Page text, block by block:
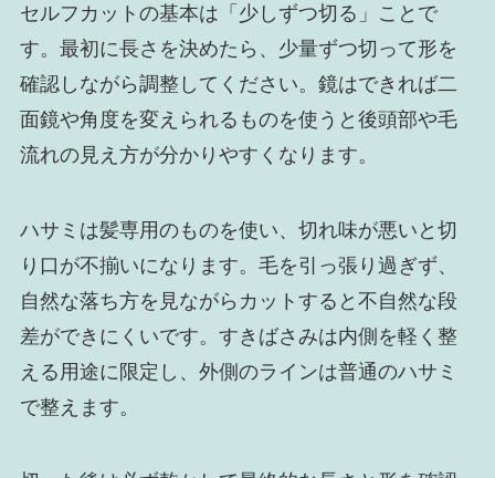
セルフカットの基本は「少しずつ切る」ことで
す。最初に長さを決めたら、少量ずつ切って形を
確認しながら調整してください。鏡はできれば二
面鏡や角度を変えられるものを使うと後頭部や毛
流れの見え方が分かりやすくなります。
ハサミは髪専用のものを使い、切れ味が悪いと切
り口が不揃いになります。毛を引っ張り過ぎず、
自然な落ち方を見ながらカットすると不自然な段
差ができにくいです。すきばさみは内側を軽く整
える用途に限定し、外側のラインは普通のハサミ
で整えます。